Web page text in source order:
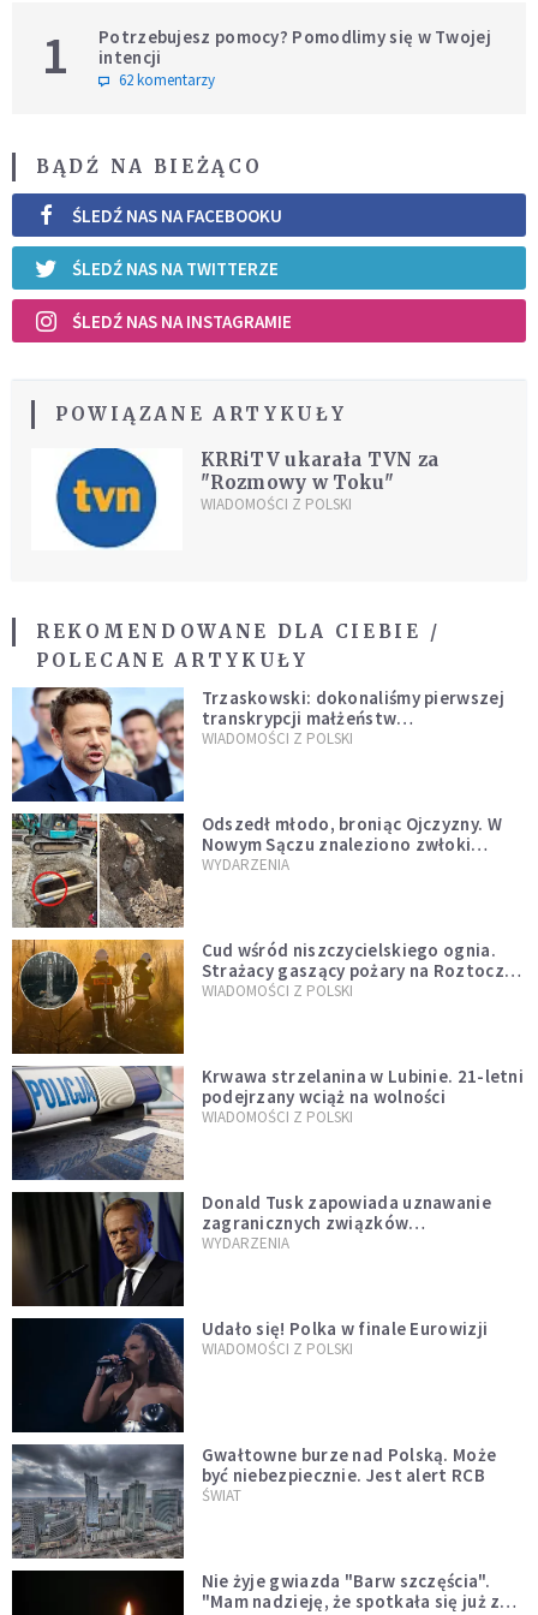
1
Potrzebujesz pomocy? Pomodlimy się w Twojej
intencji
62 komentarzy
BĄDŹ NA BIEŻĄCO
ŚLEDŹ NAS NA FACEBOOKU
ŚLEDŹ NAS NA TWITTERZE
ŚLEDŹ NAS NA INSTAGRAMIE
POWIĄZANE ARTYKUŁY
KRRiTV ukarała TVN za
"Rozmowy w Toku"
WIADOMOŚCI Z POLSKI
REKOMENDOWANE DLA CIEBIE /
POLECANE ARTYKUŁY
Trzaskowski: dokonaliśmy pierwszej
transkrypcji małżeństw
jednopłciowych. “Tak jak
WIADOMOŚCI Z POLSKI
Odszedł młodo, broniąc Ojczyzny. W
Nowym Sączu znaleziono zwłoki
mężczyzny z czasów potopu
WYDARZENIA
Cud wśród niszczycielskiego ognia.
Strażacy gaszący pożary na Roztoczu
opublikowali niezwykłe zdjęcie
WIADOMOŚCI Z POLSKI
Krwawa strzelanina w Lubinie. 21-letni
podejrzany wciąż na wolności
WIADOMOŚCI Z POLSKI
Donald Tusk zapowiada uznawanie
zagranicznych związków
jednopłciowych. "Państwo oblało ten
WYDARZENIA
Udało się! Polka w finale Eurowizji
WIADOMOŚCI Z POLSKI
Gwałtowne burze nad Polską. Może
być niebezpiecznie. Jest alert RCB
ŚWIAT
Nie żyje gwiazda "Barw szczęścia".
"Mam nadzieję, że spotkała się już z